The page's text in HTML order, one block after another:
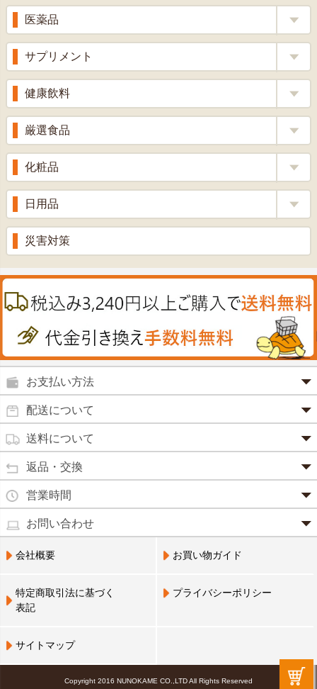
補酵素のちから
くろ酢
りんご酢
ざくろ酢
梅酢
医薬品
風邪薬
胃腸薬
整腸薬
解熱鎮痛剤
せきどめ
滋養強壮
消炎鎮痛剤
肌・皮膚のお薬
絆創膏
殺菌消毒液
鼻炎薬
強心剤
目薬
水虫薬
痔の薬
口中薬
尿トラブル
鎮 静 薬
サプリメント
ウコン
乳酸菌
ローヤルゼリー
牡蠣エキス
プロポリス
プラセンタ
肝油
鉄
ノコギリヤシ
グルコサミン
田七人参
イチョウ葉
カルシウム
クロレラ
コラーゲン
ビフィズス
ビタミンC
アミノ酸
健康飲料
健康茶
漢方茶
青汁・豆乳
甘酒
健康ドリンク
厳選食品
もち麦・十六穀米
生姜
丼の素
のど飴
うどん・そば
喜多方ラーメン
カレー・シチュー
化粧品
美容品
スキンクリーム＆美容パック
ウオッシュ＆ソープ
日用品
入浴剤
災害対策
お支払い方法
クレジットカード(1 回払いのみ)
SSL 認証で暗号化処理していますので、 安心して
ご利用いただけます。
代金引換
宅配員に現金でお支払いください。手数料100円。
3,240円(税込)以上で手数料無料です。※ご注文者
のご住所とお届け先のご住所が 異なる場合はご利
営業員支払い
後日郵送される払込票で、14 日以内にコンビニエ
配送について
商品は日本郵便にて発送致します。
通常2～4営業日以内に発送致します。 メーカー取り寄せ商
品、土日祝日、年末年始、弊社の休業日をはさむ場合は、4
～5営業日以上かかる場合もございます。
(営業日カレンダー参照)
※現在、救急箱・乳製品宅配をご利用のお客様は、担当営業
員によるお届けとさせていただきます。
送料について
通常商品
北海道・沖縄800円
送料無料
営業員お届け 送料無料
返品・交換
・お届け商品の交換・返品をご希望の場合は、
週間以内にメールまたはお電話にてご連絡ください。
・お客様のご都合による交換・返品の場合、送料はお客様負
担となります。また返金の際にかかる振込手数料はお客様の
ご負担となります。
・商品の返品による返金につきましては、商品代金のみの返
金とさせていただきます。商品発送時の送料は返金となりま
※次の商品のお取り替え・返品は、原則としてお受けできま
・お客様のもとで傷、損傷が生じた商品
営業時間
・営業時間は、9：00～17：00
となっております。（※土日祝祭日を除く）
・お電話でのご連絡は営業時間内にお願い致します。
お問い合わせ
電話でのお問い合わせ(平日9:00～17:00)
0798-33-9985
会社概要 お買い物ガイド
特定商取引法に基づく
表記
プライバシーポリシー
サイトマップ
Copyright 2016 NUNOKAME CO.,LTD All Rights Reserved